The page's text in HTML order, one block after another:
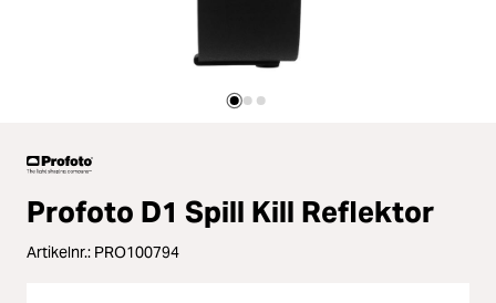
Stative & Gimbals
Loading...
Zubehör
Loading...
Licht & Studio
Loading...
Profoto D1 Spill Kill Reflektor
Artikelnr.: PRO100794